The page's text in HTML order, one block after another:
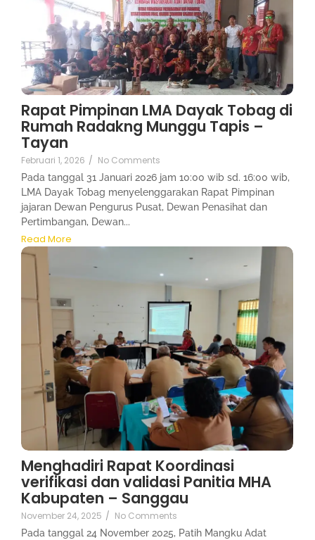
Rapat Pimpinan LMA Dayak Tobag di
Rumah Radakng Munggu Tapis –
Tayan
Februari 1, 2026 / No Comments
Pada tanggal 31 Januari 2026 jam 10:00 wib sd. 16:00 wib,
LMA Dayak Tobag menyelenggarakan Rapat Pimpinan
jajaran Dewan Pengurus Pusat, Dewan Penasihat dan
Pertimbangan, Dewan...
Read More
Menghadiri Rapat Koordinasi
verifikasi dan validasi Panitia MHA
Kabupaten – Sanggau
November 24, 2025 / No Comments
Pada tanggal 24 November 2025, Patih Mangku Adat